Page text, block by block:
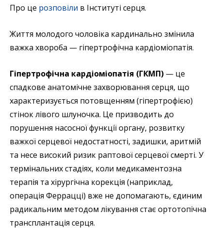
Про це розповіли в Інституті серця.
Життя молодого чоловіка кардинально змінила
важка хвороба — гіпертрофічна кардіоміопатія.
Гіпертрофічна кардіоміопатія (ГКМП) — це
спадкове анатомічне захворювання серця, що
характеризується потовщенням (гіпертрофією)
стінок лівого шлуночка. Це призводить до
порушення насосної функції органу, розвитку
важкої серцевої недостатності, задишки, аритмій
та несе високий ризик раптової серцевої смерті. У
термінальних стадіях, коли медикаментозна
терапія та хірургічна корекція (наприклад,
операція Феррацці) вже не допомагають, єдиним
радикальним методом лікування стає ортотопічна
трансплантація серця.